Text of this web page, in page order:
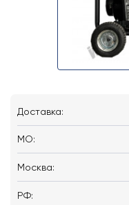
Доставка:
MO:
Москва:
РФ: